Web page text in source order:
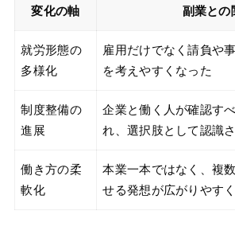
変化の軸 副業との
就労形態の
多様化
雇用だけでなく請負や
を考えやすくなった
制度整備の
進展
企業と働く人が確認す
れ、選択肢として認識
働き方の柔
軟化
本業一本ではなく、複
せる発想が広がりやす